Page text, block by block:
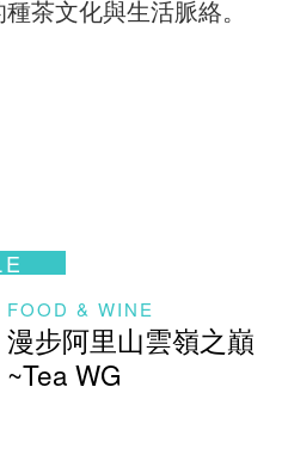
茶文化與生活脈絡。
FOOD & WINE
漫步阿里山雲嶺之巔
~Tea WG